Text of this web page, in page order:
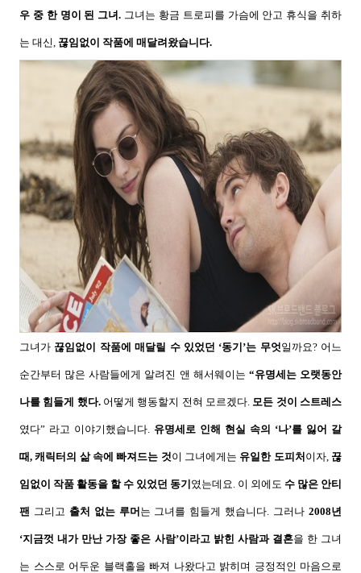
우 중 한 명이 된 그녀. 그녀는 황금 트로피를 가슴에 안고 휴식을 취하
는 대신, 끊임없이 작품에 매달려왔습니다.
그녀가 끊임없이 작품에 매달릴 수 있었던 ‘동기’는 무엇일까요? 어느
순간부터 많은 사람들에게 알려진 앤 해서웨이는 “유명세는 오랫동안
나를 힘들게 했다. 어떻게 행동할지 전혀 모르겠다. 모든 것이 스트레스
였다” 라고 이야기했습니다. 유명세로 인해 현실 속의 ‘나’를 잃어 갈
때,캐릭터의 삶 속에 빠져드는 것이 그녀에게는 유일한 도피처 이자, 끊
임없이 작품 활동을 할 수 있었던 동기 였는데요. 이 외에도 수 많은 안티
팬 그리고 출처 없는 루머 는 그녀를 힘들게 했습니다. 그러나 2008년
‘지금껏 내가 만난 가장 좋은 사람’이라고 밝힌 사람과 결혼을 한 그녀
는 스스로 어두운 블랙홀을 빠져 나왔다고 밝히며 긍정적인 마음으로